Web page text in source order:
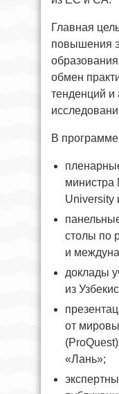
Главная
повышения
обмен
тенденций и
В
University
столы по
и
доклады
из
от
«Лань»;